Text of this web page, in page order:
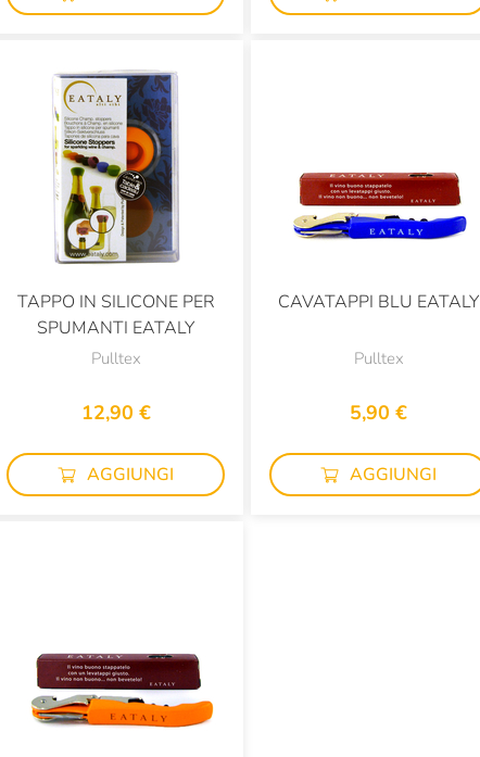
TAPPO IN SILICONE PER
SPUMANTI EATALY
Pulltex
12,90 €
AGGIUNGI
CAVATAPPI BLU EATALY
Pulltex
5,90 €
AGGIUNGI